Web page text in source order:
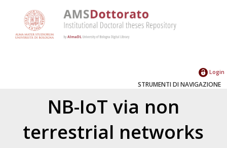
Login
STRUMENTI DI NAVIGAZIONE
NB-IoT via non
terrestrial networks